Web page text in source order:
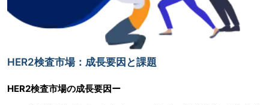
HER2検査市場：成長要因と課題
HER2検査市場の成長要因ー